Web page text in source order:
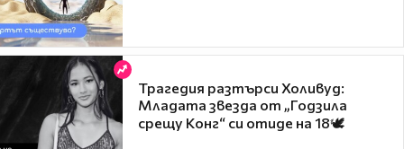
Трагедия разтърси Холивуд:
Младата звезда от „Годзила
срещу Конг“ си отиде на 18🕊️